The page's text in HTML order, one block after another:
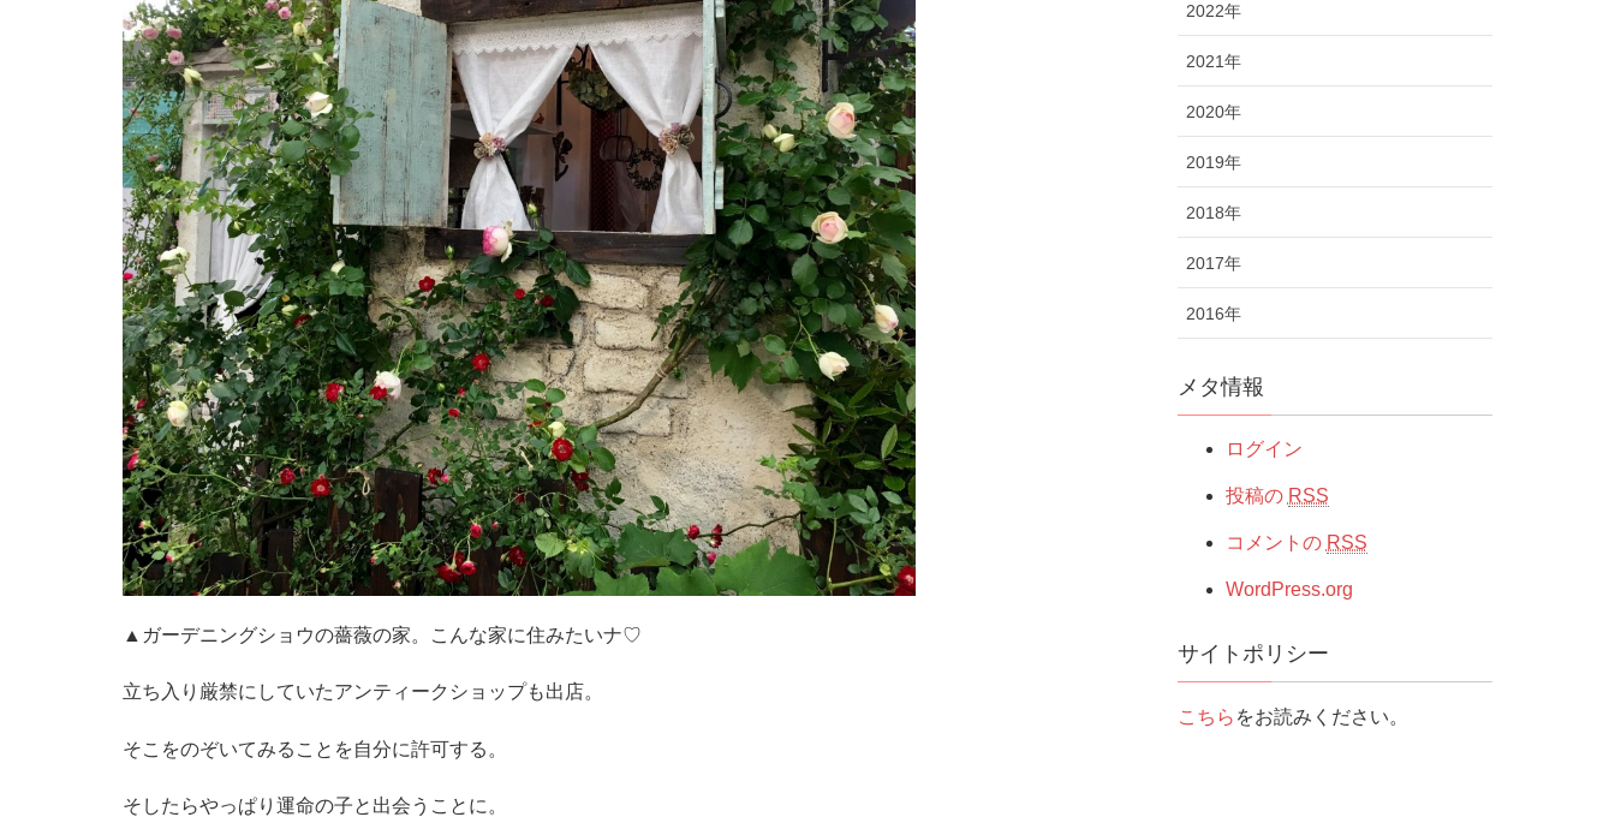
▲ガーデニングショウの薔薇の家。こんな家に住みたいナ♡
立ち入り厳禁にしていたアンティークショップも出店。
そこをのぞいてみることを自分に許可する。
そしたらやっぱり運命の子と出会うことに。
2022年
2021年
2020年
2019年
2018年
2017年
2016年
メタ情報
ログイン
投稿の RSS
コメントの RSS
WordPress.org
サイトポリシー
こちら をお読みください。